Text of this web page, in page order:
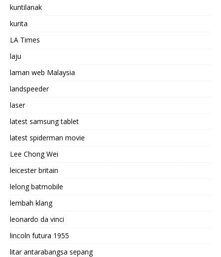
kuntilanak
kurita
LA Times
laju
laman web Malaysia
landspeeder
laser
latest samsung tablet
latest spiderman movie
Lee Chong Wei
leicester britain
lelong batmobile
lembah klang
leonardo da vinci
lincoln futura 1955
litar antarabangsa sepang